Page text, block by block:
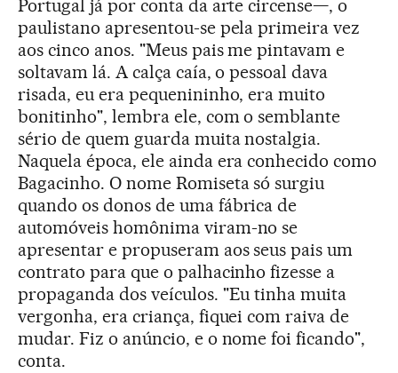
Portugal já por conta da arte circense—, o
paulistano apresentou-se pela primeira vez
aos cinco anos. "Meus pais me pintavam e
soltavam lá. A calça caía, o pessoal dava
risada, eu era pequenininho, era muito
bonitinho", lembra ele, com o semblante
sério de quem guarda muita nostalgia.
Naquela época, ele ainda era conhecido como
Bagacinho. O nome Romiseta só surgiu
quando os donos de uma fábrica de
automóveis homônima viram-no se
apresentar e propuseram aos seus pais um
contrato para que o palhacinho fizesse a
propaganda dos veículos. "Eu tinha muita
vergonha, era criança, fiquei com raiva de
mudar. Fiz o anúncio, e o nome foi ficando",
conta.